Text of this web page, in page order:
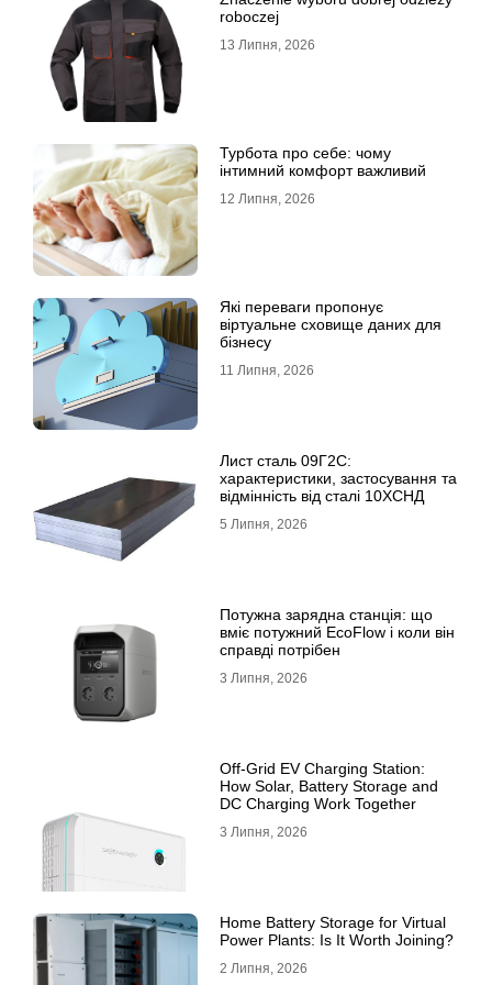
roboczej
13 Липня, 2026
Турбота про себе: чому
інтимний комфорт важливий
12 Липня, 2026
Які переваги пропонує
віртуальне сховище даних для
бізнесу
11 Липня, 2026
Лист сталь 09Г2С:
характеристики, застосування та
відмінність від сталі 10ХСНД
5 Липня, 2026
Потужна зарядна станція: що
вміє потужний EcoFlow і коли він
справді потрібен
3 Липня, 2026
Off-Grid EV Charging Station:
How Solar, Battery Storage and
DC Charging Work Together
3 Липня, 2026
Home Battery Storage for Virtual
Power Plants: Is It Worth Joining?
2 Липня, 2026